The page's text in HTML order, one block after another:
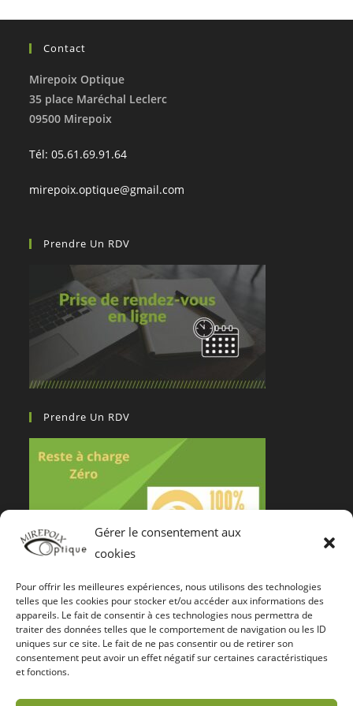
Gérer le consentement aux
cookies
Pour offrir les meilleures expériences, nous utilisons des technologies
telles que les cookies pour stocker et/ou accéder aux informations des
appareils. Le fait de consentir à ces technologies nous permettra de
traiter des données telles que le comportement de navigation ou les ID
uniques sur ce site. Le fait de ne pas consentir ou de retirer son
consentement peut avoir un effet négatif sur certaines caractéristiques
et fonctions.
Contact
Mirepoix Optique
35 place Maréchal Leclerc
09500 Mirepoix
Tél: 05.61.69.91.64
mirepoix.optique@gmail.com
Prendre Un RDV
Prendre Un RDV
Notre Certification De Services